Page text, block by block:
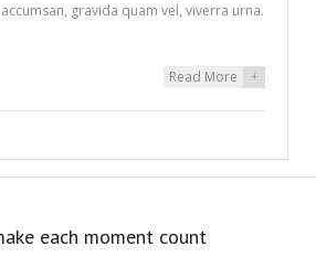
gravida quam vel, viverra urna.
Read More +
each moment count